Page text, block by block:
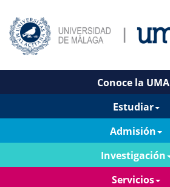
Conoce la UMA
Estudiar
Admisión
Investigación
Servicios